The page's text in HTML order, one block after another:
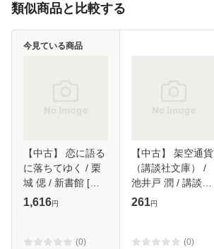
類似商品と比較する
【中古】 恋に語る
に落ちてゆく / 栗
城 偲 / 新書館 [文
庫]【メール便送料
1,616円
(0)
今見ている商品
【中古】 架空通貨
（講談社文庫） /
池井戸 潤 / 講談社
[文庫]【メール便送
261円
(0)